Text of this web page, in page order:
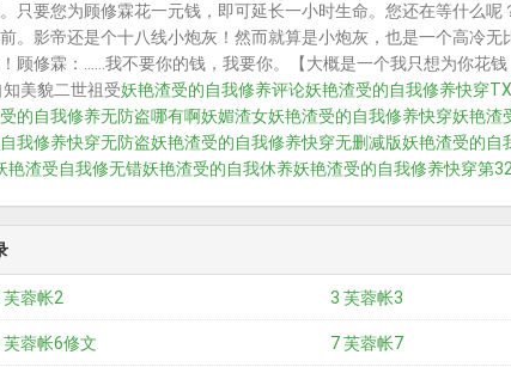
只要您为顾修霖花一元钱，即可延长一小时生命。您还在等什么
。影帝还是个十八线小炮灰！然而就算是小炮灰，也是一个高冷
顾修霖：……我不要你的钱，我要你。【大概是一个我只想为你花
知美貌二世祖受妖艳渣受的自我修养评论妖艳渣受的自我修养快穿
的自我修养无防盗哪有啊妖媚渣女妖艳渣受的自我修养快穿妖艳渣
我修养快穿无防盗妖艳渣受的自我修养快穿无删减版妖艳渣受的自
艳渣受自我修无错妖艳渣受的自我休养妖艳渣受的自我修养快穿第
芙蓉帐2 3 芙蓉帐3
芙蓉帐6修文 7 芙蓉帐7